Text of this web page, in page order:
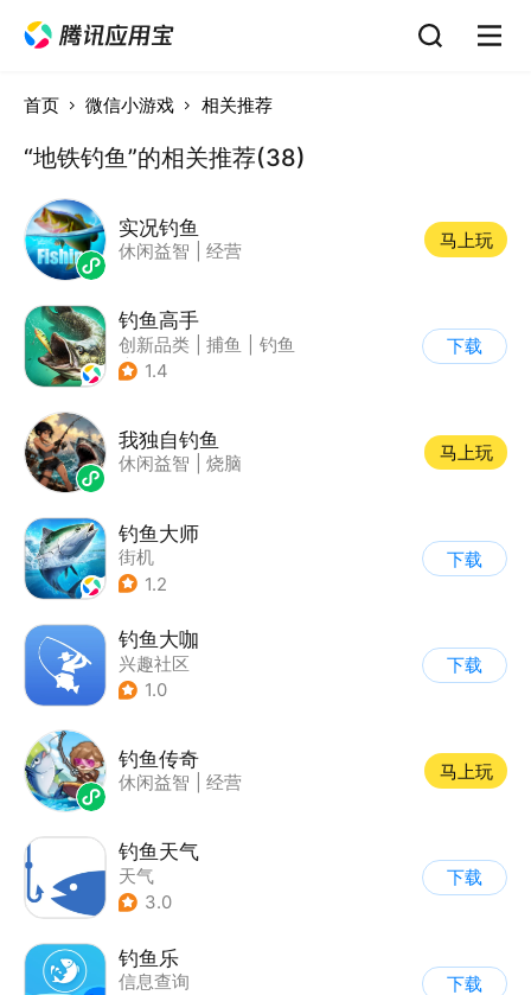
首页 微信小游戏 相关推荐
“地铁钓鱼”的相关推荐(38)
实况钓鱼
休闲益智 经营
马上玩
钓鱼高手
创新品类 捕鱼
钓鱼
| 卡通
1.4
下载
我独自钓鱼
休闲益智 烧脑
马上玩
钓鱼大师
街机
1.2
下载
钓鱼大咖
兴趣社区
1.0
下载
钓鱼传奇
休闲益智 经营
马上玩
钓鱼天气
天气
3.0
下载
钓鱼乐
信息查询
下载